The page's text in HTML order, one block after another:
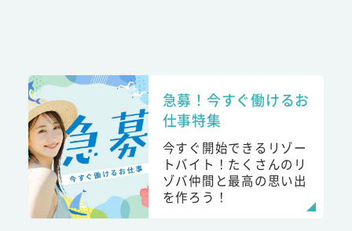
急募！今すぐ働けるお
仕事特集
今すぐ開始できるリゾー
トバイト！たくさんのリ
ゾバ仲間と最高の思い出
を作ろう！